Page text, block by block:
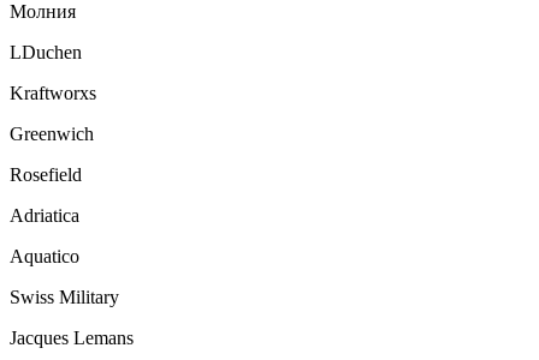
Молния
LDuchen
Kraftworxs
Greenwich
Rosefield
Adriatica
Aquatico
Swiss Military
Jacques Lemans